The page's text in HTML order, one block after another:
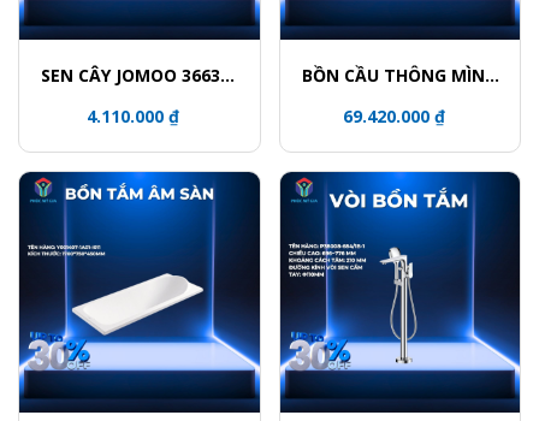
SEN CÂY JOMOO 36632-
4.110.000 ₫
BỒN CẦU THÔNG MÌNH
CJM220
69.420.000 ₫